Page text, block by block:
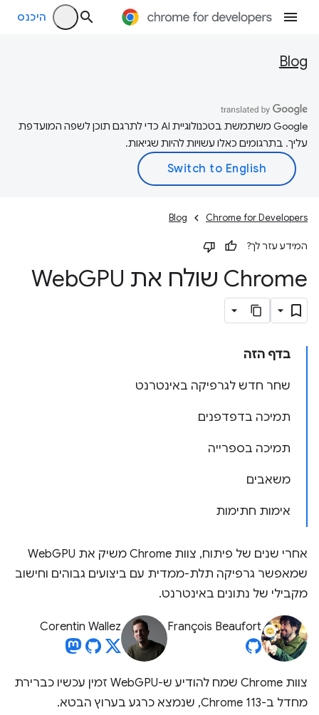
היכנס
Blog
‫Google משתמשת בטכנולוגיית AI כדי לתרגם תוכן לשפה המועדפת
עליך. בתרגומים כאלו עשויות להיות שגיאות.
Chrome for Developers
Blog
המידע עזר לך?
Chrome שולח את Web GPU
בדף הזה
שחר חדש לגרפיקה באינטרנט
תמיכה בדפדפנים
תמיכה בספרייה
משאבים
אימות חתימות
אחרי שנים של פיתוח, צוות Chrome משיק את WebGPU
שמאפשר גרפיקה תלת-ממדית עם ביצועים גבוהים וחישוב
מקבילי של נתונים באינטרנט.
François Beaufort
Corentin Wallez
צוות Chrome שמח להודיע ש-WebGPU זמין עכשיו כברירת
מחדל ב-Chrome 113, שנמצא כרגע בערוץ הבטא.